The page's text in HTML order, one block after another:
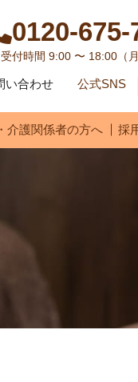
0120-675-
受付時間 9:00 〜 18:00（月
い合わせ 公式SNS
介護関係者の方へ 採